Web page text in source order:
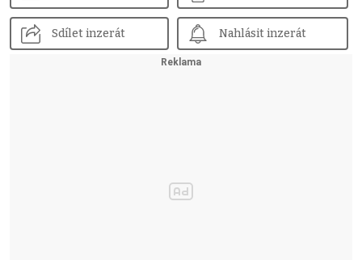
Sdílet inzerát Nahlásit inzerát